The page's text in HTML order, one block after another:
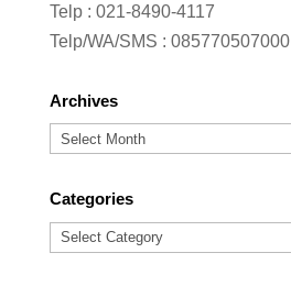
Telp : 021-8490-4117
Telp/WA/SMS : 085770507000
Archives
Archives
Categories
Categories